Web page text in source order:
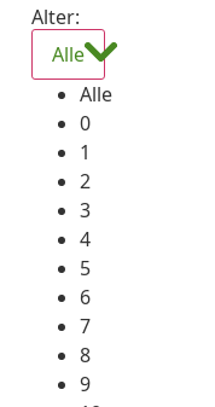
Alter:
Alle
Alle
0
1
2
3
4
5
6
7
8
9